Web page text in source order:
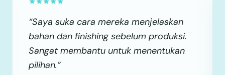
“Saya suka cara mereka menjelaskan
bahan dan finishing sebelum produksi.
Sangat membantu untuk menentukan
pilihan.”